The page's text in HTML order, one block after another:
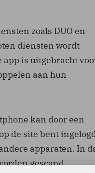
zoals DUO en
diensten wordt
is uitgebracht
aan hun
kan door een
de site bent
apparaten. In
gescand.